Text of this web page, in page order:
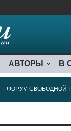
АВТОРЫ В
ФОРУМ СВОБОДНОЙ